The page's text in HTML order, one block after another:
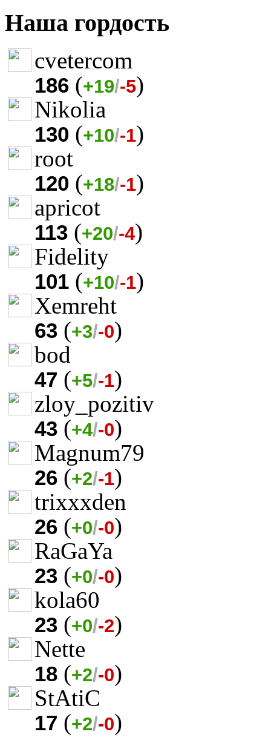
Наша гордость
cvetercom
186 (+19/-5)
Nikolia
130 (+10/-1)
root
120 (+18/-1)
apricot
113 (+20/-4)
Fidelity
101 (+10/-1)
Xemreht
63 (+3/-0)
bod
47 (+5/-1)
zloy_pozitiv
43 (+4/-0)
Magnum79
26 (+2/-1)
trixxxden
26 (+0/-0)
RaGaYa
23 (+0/-0)
kola60
23 (+0/-2)
Nette
18 (+2/-0)
StAtiC
17 (+2/-0)